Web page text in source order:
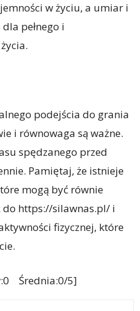
w życiu, a umiar i
pełnego i
podejścia do grania
i równowaga są ważne.
spędzanego przed
Pamiętaj, że istnieje
mogą być równie
do https://silawnas.pl/ i
fizycznej, które
Średnia:0/5]